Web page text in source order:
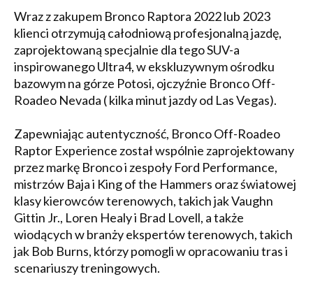
Wraz z zakupem Bronco Raptora 2022 lub 2023
klienci otrzymują całodniową profesjonalną jazdę,
zaprojektowaną specjalnie dla tego SUV-a
inspirowanego Ultra4, w ekskluzywnym ośrodku
bazowym na górze Potosi, ojczyźnie Bronco Off-
Roadeo Nevada ( kilka minut jazdy od Las Vegas).
Zapewniając autentyczność, Bronco Off-Roadeo
Raptor Experience został wspólnie zaprojektowany
przez markę Bronco i zespoły Ford Performance,
mistrzów Baja i King of the Hammers oraz światowej
klasy kierowców terenowych, takich jak Vaughn
Gittin Jr., Loren Healy i Brad Lovell, a także
wiodących w branży ekspertów terenowych, takich
jak Bob Burns, którzy pomogli w opracowaniu tras i
scenariuszy treningowych.